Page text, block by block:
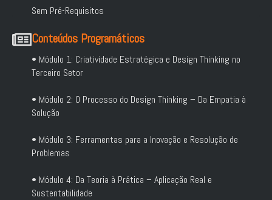
Sem Pré-Requisitos
Conteúdos Programáticos
• Módulo 1: Criatividade Estratégica e Design Thinking no
Terceiro Setor
• Módulo 2: O Processo do Design Thinking – Da Empatia à
Solução
• Módulo 3: Ferramentas para a Inovação e Resolução de
Problemas
• Módulo 4: Da Teoria à Prática – Aplicação Real e
Sustentabilidade